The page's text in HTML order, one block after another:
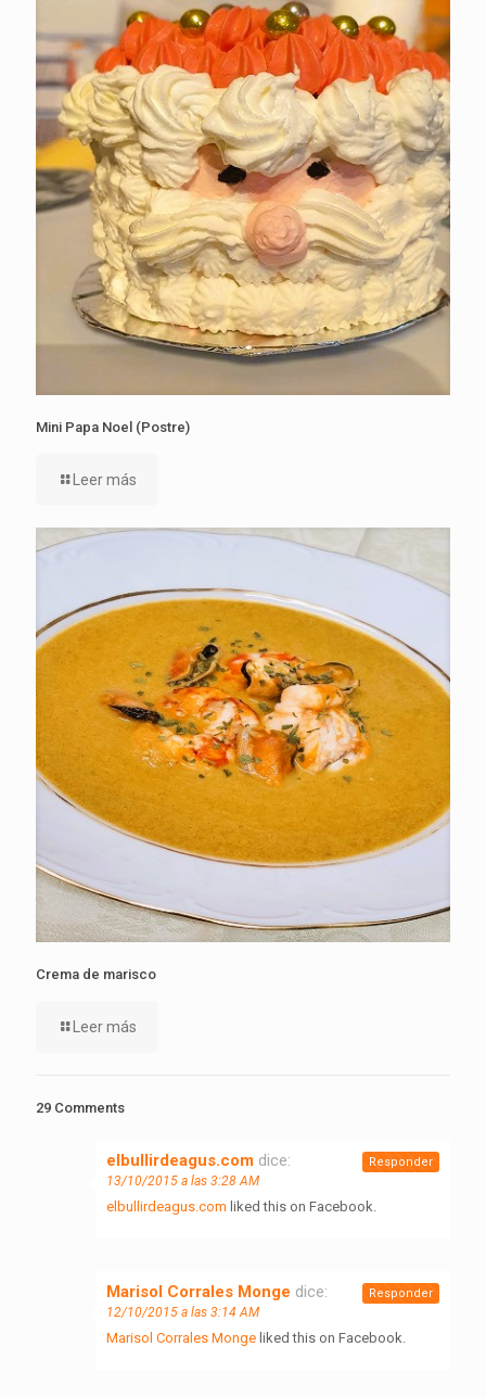
Mini Papa Noel (Postre)
Leer más
Crema de marisco
Leer más
29 Comments
elbullirdeagus.com dice:
13/10/2015 a las 3:28 AM
elbullirdeagus.com liked this on Facebook.
Responder
Marisol Corrales Monge dice:
12/10/2015 a las 3:14 AM
Marisol Corrales Monge liked this on Facebook.
Responder